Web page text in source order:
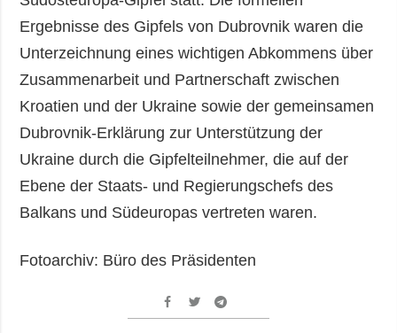
Ergebnisse des Gipfels von Dubrovnik waren die
Unterzeichnung eines wichtigen Abkommens über
Zusammenarbeit und Partnerschaft zwischen
Kroatien und der Ukraine sowie der gemeinsamen
Dubrovnik-Erklärung zur Unterstützung der
Ukraine durch die Gipfelteilnehmer, die auf der
Ebene der Staats- und Regierungschefs des
Balkans und Südeuropas vertreten waren.
Fotoarchiv: Büro des Präsidenten